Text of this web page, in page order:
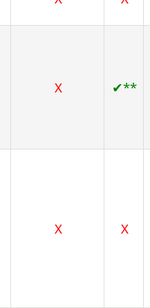
X ✔**
X X